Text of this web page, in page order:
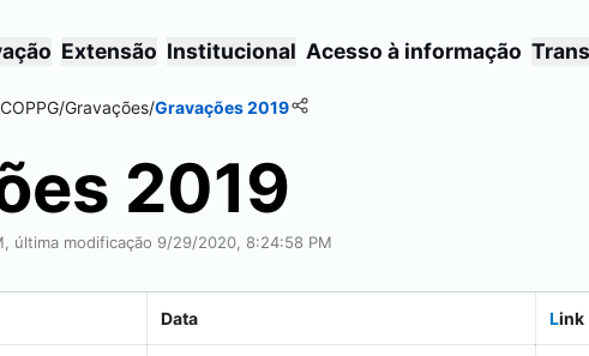
Extensão Institucional Acesso à informação
COPPG/Gravações/Gravações 2019
2019
última modificação 9/29/2020, 8:24:58 PM
Data Link